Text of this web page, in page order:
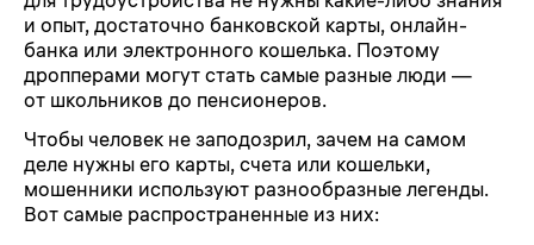
и опыт, достаточно банковской карты, онлайн-
банка или электронного кошелька. Поэтому
дропперами могут стать самые разные люди —
от школьников до пенсионеров.
Чтобы человек не заподозрил, зачем на самом
деле нужны его карты, счета или кошельки,
мошенники используют разнообразные легенды.
Вот самые распространенные из них: